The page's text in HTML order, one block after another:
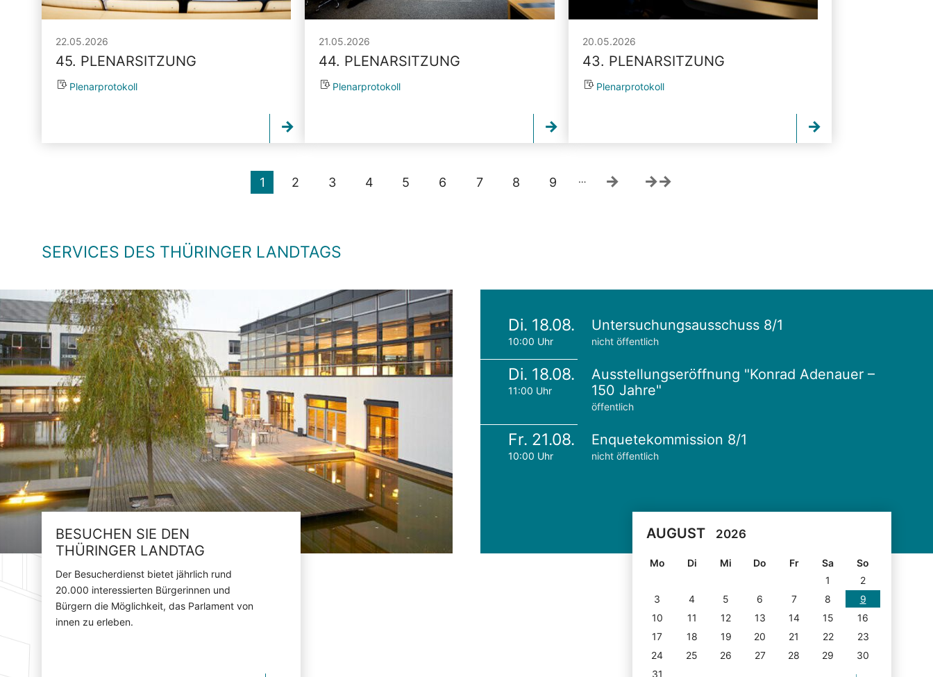
22.05.2026
45. PLENARSITZUNG
Plenarprotokoll
21.05.2026
44. PLENARSITZUNG
Plenarprotokoll
20.05.2026
43. PLENARSITZUNG
Plenarprotokoll
1 2 3 4 5 6 7 8 9 …
SERVICES DES THÜRINGER LANDTAGS
BESUCHEN SIE DEN
THÜRINGER LANDTAG
Der Besucherdienst bietet jährlich rund
20.000 interessierten Bürgerinnen und
Bürgern die Möglichkeit, das Parlament von
innen zu erleben.
Di. 18.08.
10:00 Uhr
Untersuchungsausschuss 8/1
nicht öffentlich
Di. 18.08.
11:00 Uhr
Ausstellungseröffnung "Konrad Adenauer –
150 Jahre"
öffentlich
Fr. 21.08.
10:00 Uhr
Enquetekommission 8/1
nicht öffentlich
AUGUST 2026
Mo Di Mi Do Fr Sa
So
1
2
3
4 5 6 7 8
9
10
11 12 13 14 15
16
17
18 19 20 21 22
23
24
25 26 27 28 29
30
31